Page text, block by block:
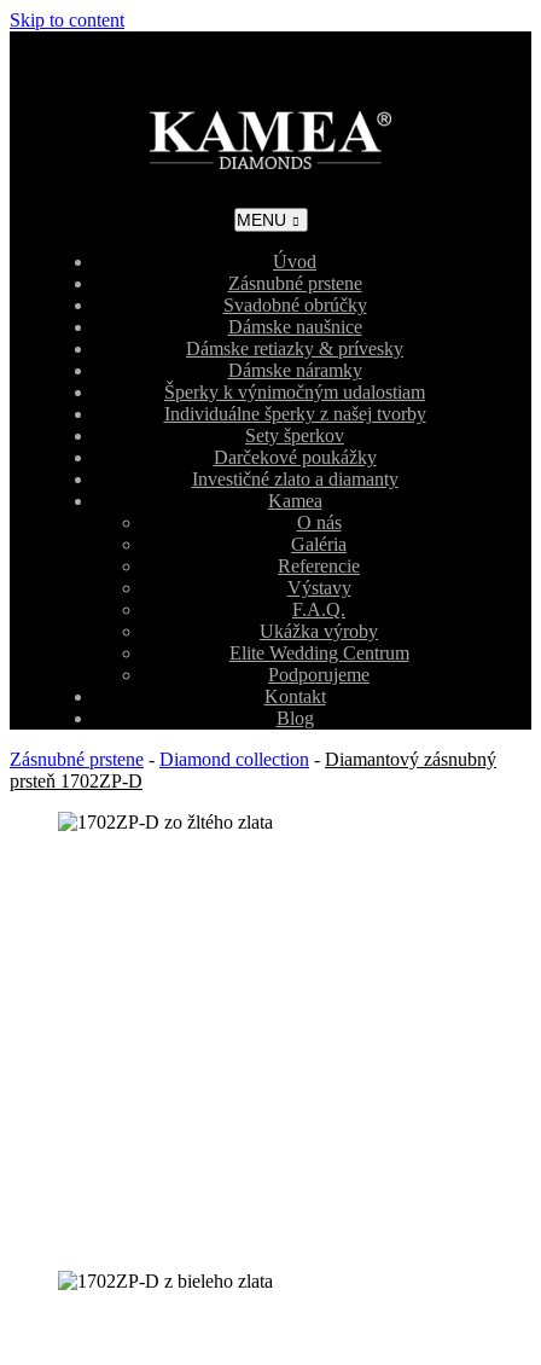
Skip to content
MENU
Úvod
Zásnubné prstene
Svadobné obrúčky
Dámske naušnice
Dámske retiazky & prívesky
Dámske náramky
Šperky k výnimočným udalostiam
Individuálne šperky z našej tvorby
Sety šperkov
Darčekové poukážky
Investičné zlato a diamanty
Kamea
O nás
Galéria
Referencie
Výstavy
F.A.Q.
Ukážka výroby
Elite Wedding Centrum
Podporujeme
Kontakt
Blog
Zásnubné prstene - Diamond collection - Diamantový zásnubný
prsteň 1702ZP-D